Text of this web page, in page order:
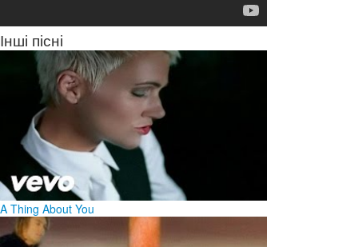
Інші пісні
A Thing About You